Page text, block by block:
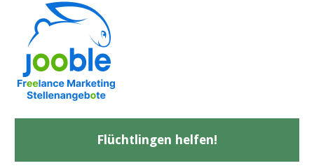
Flüchtlingen helfen!